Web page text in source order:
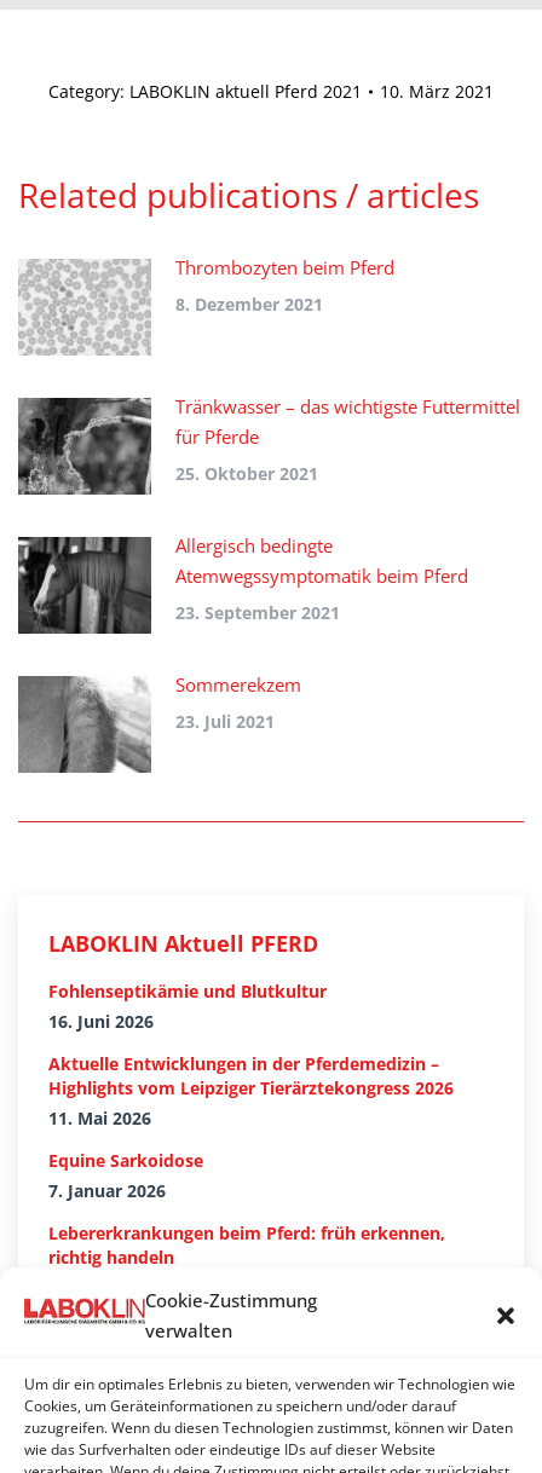
Cookie-Zustimmung
verwalten
Um dir ein optimales Erlebnis zu bieten, verwenden wir Technologien wie
Cookies, um Geräteinformationen zu speichern und/oder darauf
zuzugreifen. Wenn du diesen Technologien zustimmst, können wir Daten
wie das Surfverhalten oder eindeutige IDs auf dieser Website
Category: LABOKLIN aktuell Pferd 2021 10. März 2021
Related publications / articles
Thrombozyten beim Pferd
8. Dezember 2021
Tränkwasser – das wichtigste Futtermittel
für Pferde
25. Oktober 2021
Allergisch bedingte
Atemwegssymptomatik beim Pferd
23. September 2021
Sommerekzem
23. Juli 2021
LABOKLIN Aktuell PFERD
Fohlenseptikämie und Blutkultur
16. Juni 2026
Aktuelle Entwicklungen in der Pferdemedizin –
Highlights vom Leipziger Tierärztekongress 2026
11. Mai 2026
Equine Sarkoidose
7. Januar 2026
Lebererkrankungen beim Pferd: früh erkennen,
richtig handeln
28. Oktober 2025
Haemonchus contortus bei kleinen Wiederkäuern
7. Juli 2025
Pilznachweis in der Zuchthygiene – Häufigkeit und
Bewertung